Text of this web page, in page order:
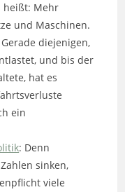
heißt: Mehr
und Maschinen.
diejenigen,
und bis der
hat es
ein
: Denn
sinken,
viele